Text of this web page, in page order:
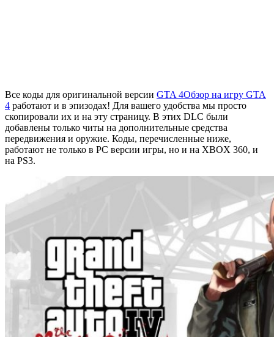
Все коды для оригинальной версии GTA 4Обзор на игру GTA
4 работают и в эпизодах! Для вашего удобства мы просто
скопировали их и на эту страницу. В этих DLC были
добавлены только читы на дополнительные средства
передвижения и оружие. Коды, перечисленные ниже,
работают не только в PC версии игры, но и на XBOX 360, и
на PS3.